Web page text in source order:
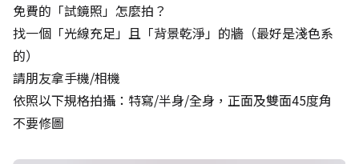
免費的「試鏡照」怎麼拍？
找一個「光線充足」且「背景乾淨」的牆（最好是淺色系
的）
請朋友拿手機/相機
依照以下規格拍攝：特寫/半身/全身，正面及雙面45度角
不要修圖